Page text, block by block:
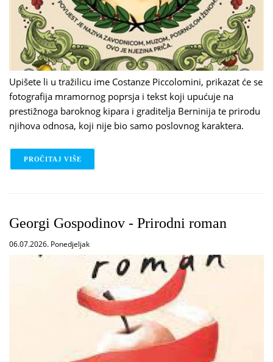
Upišete li u tražilicu ime Costanze Piccolomini, prikazat će se
fotografija mramornog poprsja i tekst koji upućuje na
prestižnoga baroknog kipara i graditelja Berninija te prirodu
njihova odnosa, koji nije bio samo poslovnog karaktera.
PROČITAJ VIŠE
Georgi Gospodinov - Prirodni roman
06.07.2026. Ponedjeljak